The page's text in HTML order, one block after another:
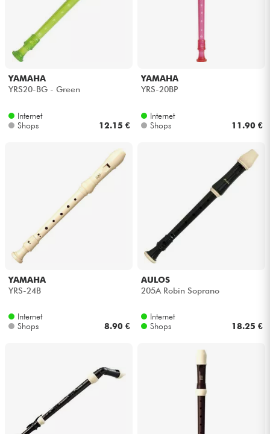
YAMAHA
YRS20-BG - Green
Internet
Shops
12.15 €
YAMAHA
YRS-20BP
Internet
Shops
11.90 €
YAMAHA
YRS-24B
Internet
Shops
8.90 €
AULOS
205A Robin Soprano
Internet
Shops
18.25 €